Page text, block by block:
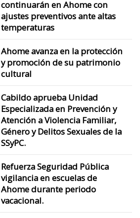
continuarán en Ahome con
ajustes preventivos ante altas
temperaturas
Ahome avanza en la protección
y promoción de su patrimonio
cultural
Cabildo aprueba Unidad
Especializada en Prevención y
Atención a Violencia Familiar,
Género y Delitos Sexuales de la
SSyPC.
Refuerza Seguridad Pública
vigilancia en escuelas de
Ahome durante periodo
vacacional.